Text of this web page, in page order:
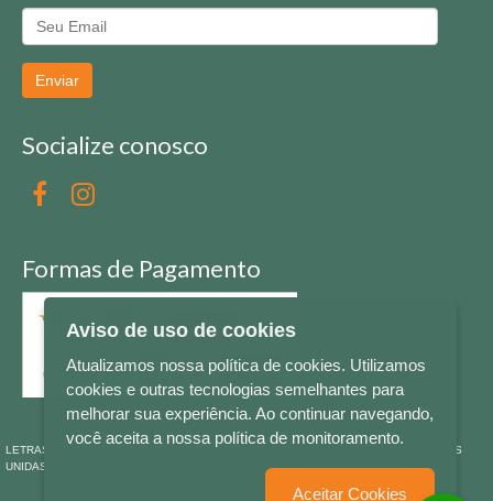
Enviar
Socialize conosco
Formas de Pagamento
LETRAS & CIA - CNPJ n° 88.587.548/0001-20 - Térreo Bourbon Shopping - AV. NAÇÕES
UNIDAS , 2001 - Lojas 1064/1065 - RIO BRANCO - - NOVO HAMBURGO - RS
Aviso de uso de cookies
Atualizamos nossa política de cookies. Utilizamos
cookies e outras tecnologias semelhantes para
melhorar sua experiência. Ao continuar navegando,
você aceita a nossa política de monitoramento.
Aceitar Cookies